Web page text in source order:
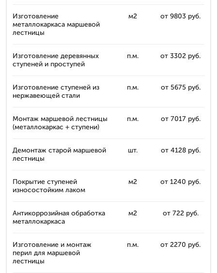
Изготовление
металлокаркаса маршевой
лестницы
м2 от 9803 руб.
Изготовление деревянных
ступеней и проступей
п.м. от 3302 руб.
Изготовление ступеней из
нержавеющей стали
п.м. от 5675 руб.
Монтаж маршевой лестницы
(металлокаркас + ступени)
п.м. от 7017 руб.
Демонтаж старой маршевой
лестницы
шт. от 4128 руб.
Покрытие ступеней
износостойким лаком
м2 от 1240 руб.
Антикоррозийная обработка
металлокаркаса
м2 от 722 руб.
Изготовление и монтаж
перил для маршевой
лестницы
п.м. от 2270 руб.